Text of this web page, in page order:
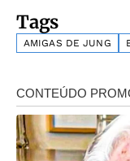
Tags
AMIGAS DE JUNG